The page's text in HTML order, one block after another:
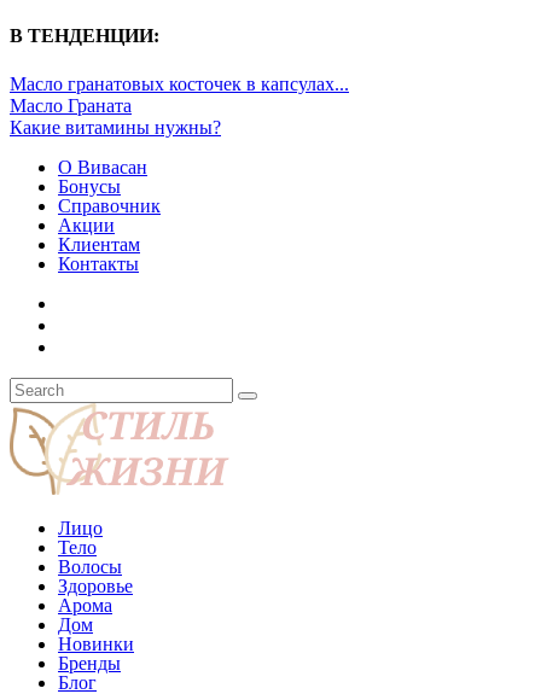
В ТЕНДЕНЦИИ:
Масло гранатовых косточек в капсулах...
Масло Граната
Какие витамины нужны?
О Вивасан
Бонусы
Справочник
Акции
Клиентам
Контакты
Лицо
Тело
Волосы
Здоровье
Арома
Дом
Новинки
Бренды
Блог